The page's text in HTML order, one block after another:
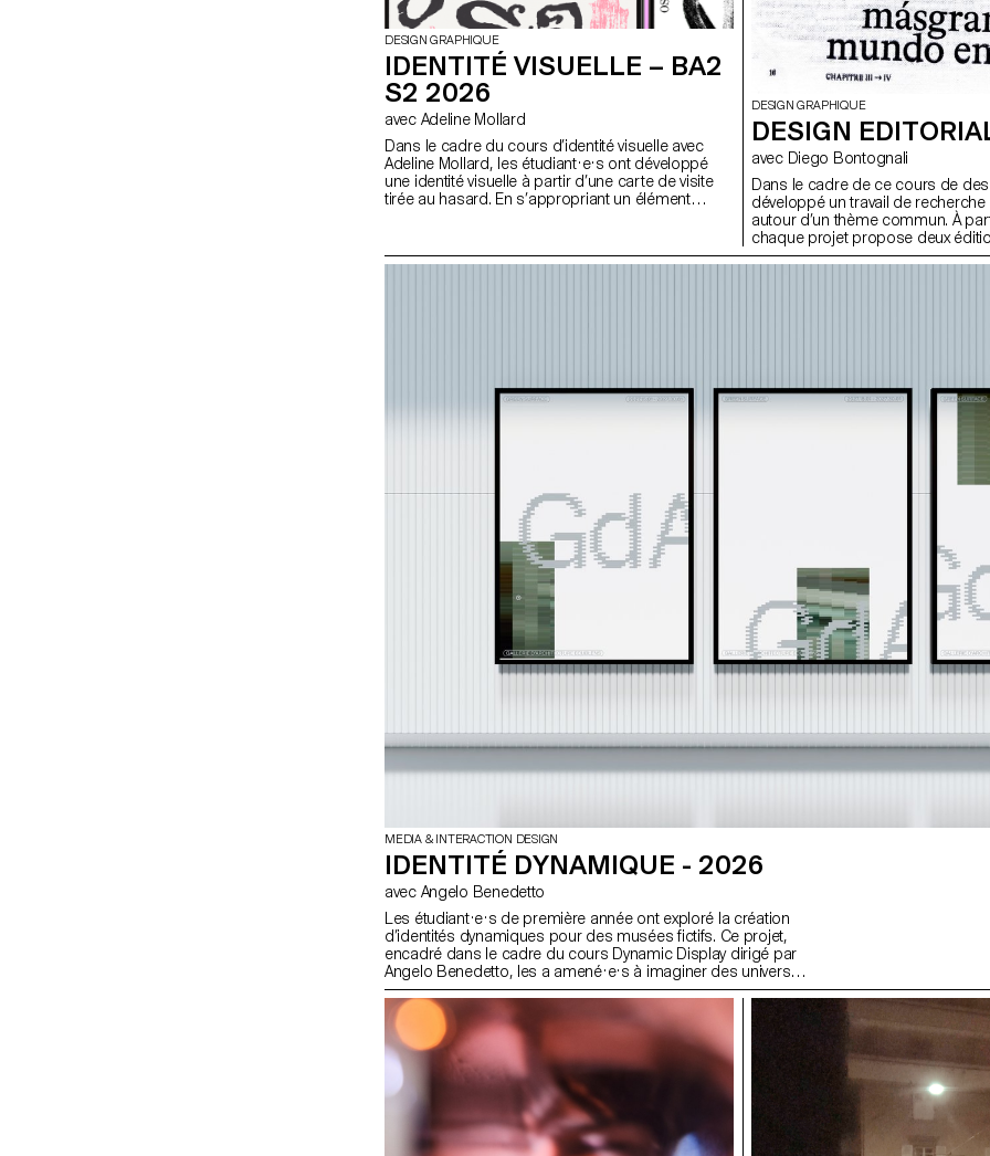
DESIGN GRAPHIQUE
IDENTITÉ VISUELLE – BA2
S2 2026
avec Adeline Mollard
Dans le cadre du cours d’identité visuelle avec
Adeline Mollard, les étudiant·e·s ont développé
une identité visuelle à partir d’une carte de visite
tirée au hasard. En s’appropriant un élément
Chaque proposition s’accompagne également du
choix d’un outil en lien avec l’événement associé
DESIGN GRAPHIQUE
DESIGN
avec Diego Bontognali
Dans le cadre de ce cours de
développé un travail de
autour d’un thème commun. À
chaque projet propose deux
déclinées dans un grand et un
MEDIA & INTERACTION DESIGN
IDENTITÉ DYNAMIQUE - 2026
avec Angelo Benedetto
Les étudiant·e·s de première année ont exploré la création
d’identités dynamiques pour des musées fictifs. Ce projet,
encadré dans le cadre du cours Dynamic Display dirigé par
Angelo Benedetto, les a amené·e·s à imaginer des univers
graphiques qui expriment le caractère unique de chaque site
d'exposition imaginaire.